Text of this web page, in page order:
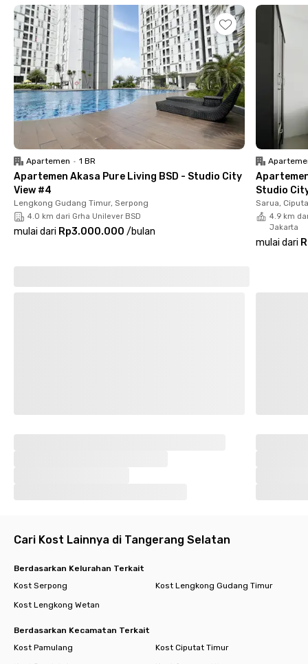
menit berkendara bila harus pergi ke Jakarta hingga Bogor
menggunakan kereta api Commuter Line. Buat mahasiswa
Universitas Prasetiya Mulya, Kampus BSD hanya 12 menit dari
coliving.
Mandala Anggrek Loka BSD juga menawarkan fasilitas lengkap
dengan harga terjangkau. Semua kamar sudah berfurnitur
dengan WiFi, jasa laundry dan pembersihan kamar secara
berkala, dapur bersama. Tersedia pula lahan parkir bila kamu
membawa kendaraan pribadi. Bikin tergoda untuk segera
pindah, kan?
Cari kost lain di BSD.
Apartemen • 1 BR
Apartemen Akasa Pure Living BSD - Studio City
View #4
Lengkong Gudang Timur, Serpong
4.0 km dari Grha Unilever BSD
mulai dari Rp3.000.000 /bulan
Studio
Sarua,
4.9 km
Jakarta
mulai dari
Cari Kost Lainnya di Tangerang Selatan
Berdasarkan Kelurahan Terkait
Kost Serpong
Kost Lengkong Gudang Timur
Kost Lengkong Wetan
Berdasarkan Kecamatan Terkait
Kost Pamulang
Kost Ciputat Timur